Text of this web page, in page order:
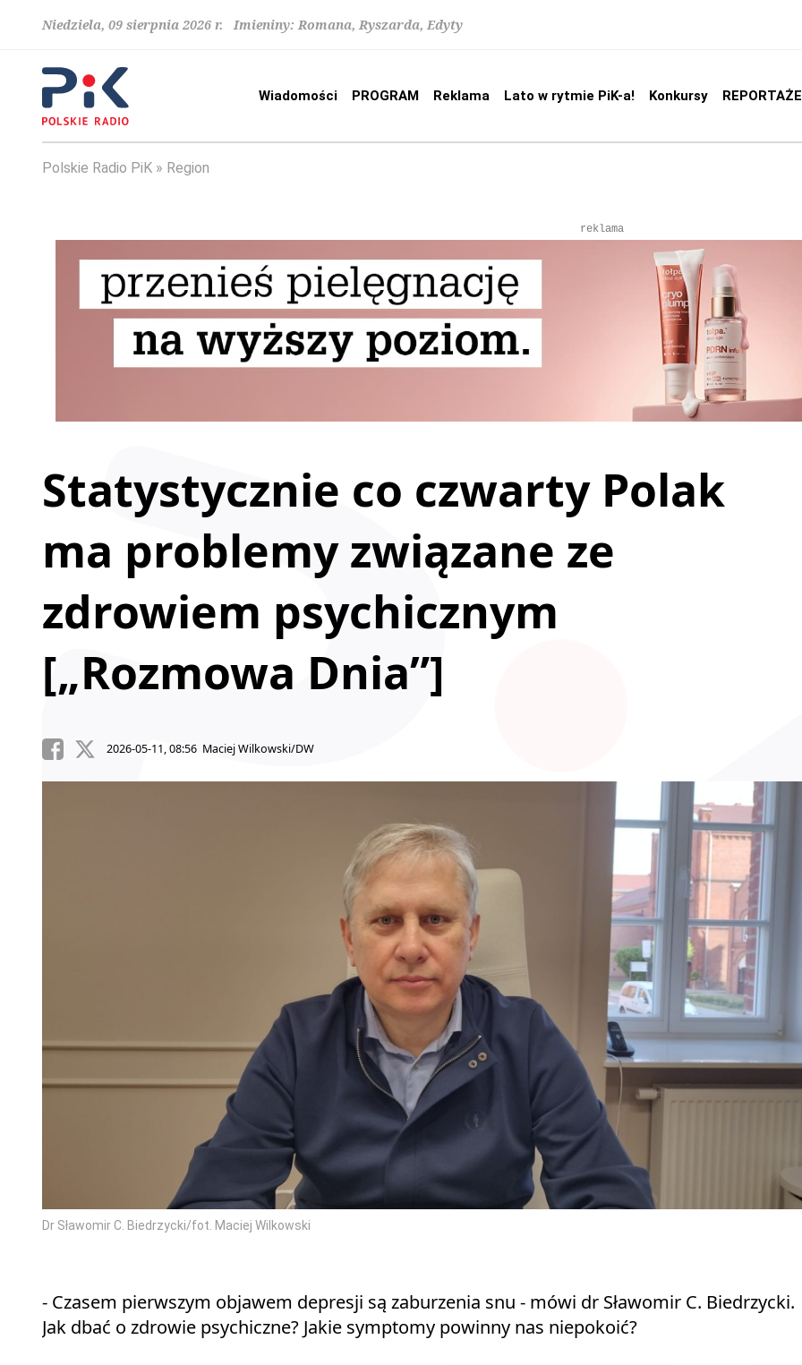
Niedziela, 09 sierpnia 2026 r. Imieniny: Romana, Ryszarda, Edyty
Wiadomości PROGRAM Reklama Lato w rytmie PiK-a! Konkursy REPORTAŻE
Polskie Radio PiK Region
reklama
Statystycznie co czwarty Polak
ma problemy związane ze
zdrowiem psychicznym
[„Rozmowa Dnia”]
2026-05-11, 08:56 Maciej Wilkowski/DW
Dr Sławomir C. Biedrzycki/fot. Maciej Wilkowski
- Czasem pierwszym objawem depresji są zaburzenia snu - mówi dr Sławomir C. Biedrzycki.
Jak dbać o zdrowie psychiczne? Jakie symptomy powinny nas niepokoić?